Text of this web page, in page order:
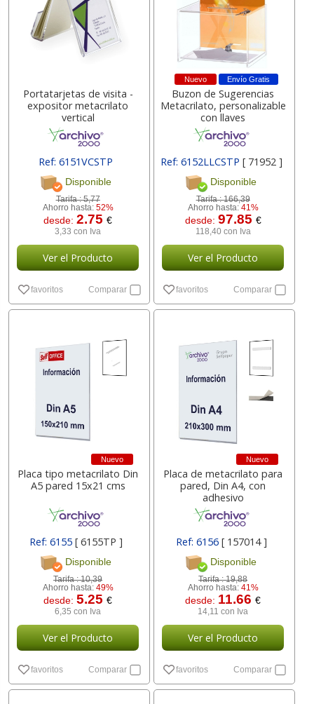
Portatarjetas de visita -
expositor metacrilato
vertical
Ref: 6151VCSTP
Disponible
Tarifa :5,77
Ahorro hasta: 52%
desde:2.75€
3,33 con Iva
Ver el Producto
favoritos Comparar
Envío Gratis
Nuevo
Buzon de Sugerencias
Metacrilato, personalizable
con llaves
Ref: 6152LLCSTP [ 71952 ]
Disponible
Tarifa :166,39
Ahorro hasta: 41%
desde: 97.85 €
118,40 con Iva
Ver el Producto
favoritos Comparar
Nuevo
Placa tipo metacrilato Din
A5 pared 15x21 cms
Ref: 6155 [ 6155TP ]
Disponible
Tarifa :10,39
Ahorro hasta: 49%
desde:5.25€
6,35 con Iva
Ver el Producto
favoritos Comparar
Nuevo
Placa de metacrilato para
pared, Din A4, con
adhesivo
Ref: 6156 [ 157014 ]
Disponible
Tarifa :19,88
Ahorro hasta: 41%
desde: 11.66€
14,11 con Iva
Ver el Producto
favoritos Comparar